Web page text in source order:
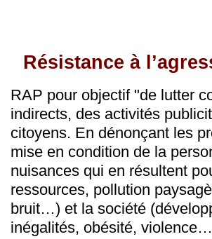
Résistance à
RAP pour objectif "de lutter
indirects, des activités
citoyens. En dénonçant les
mise en condition de la
nuisances qui en résultent
ressources, pollution
bruit…) et la société
inégalités, obésité,